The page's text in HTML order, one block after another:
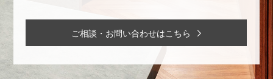
ご相談・お問い合わせはこちら